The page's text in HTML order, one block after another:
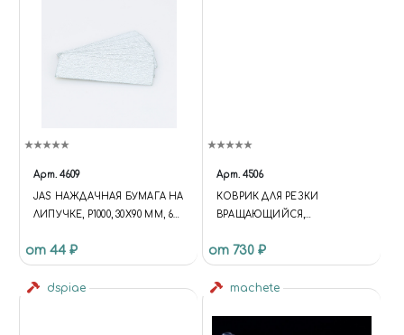
Арт. 4609
JAS НАЖДАЧНАЯ БУМАГА НА
ЛИПУЧКЕ, P1000, 30X90 ММ, 6
от 44 ₽
Арт. 4506
КОВРИК ДЛЯ РЕЗКИ
ВРАЩАЮЩИЙСЯ,
ИЙСЯ 4-Х СЛОЙНЫЙ, 200 Х
200, JAS 4506
от 730 ₽
dspiae machete